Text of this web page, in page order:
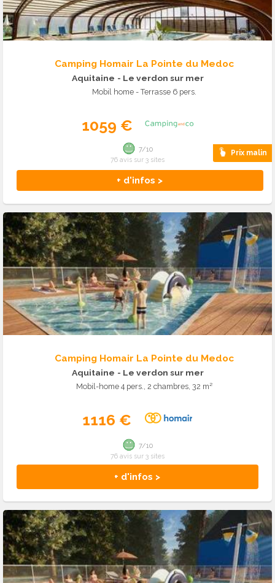
Camping Homair La Pointe du Medoc
Aquitaine - Le verdon sur mer
Mobil home - Terrasse 6 pers.
1059 €
Prix malin
+ d'infos >
7/10
76 avis sur 3 sites
Camping Homair La Pointe du Medoc
Aquitaine - Le verdon sur mer
Mobil-home 4 pers., 2 chambres, 32 m²
1116 €
+ d'infos >
7/10
76 avis sur 3 sites